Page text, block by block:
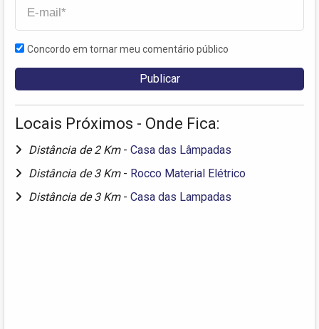
Concordo em tornar meu comentário público
Locais Próximos - Onde Fica:
Distância de 2 Km - Casa das Lâmpadas
Distância de 3 Km - Rocco Material Elétrico
Distância de 3 Km - Casa das Lampadas